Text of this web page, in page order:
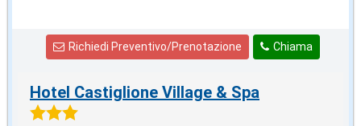
Chiama
Richiedi Preventivo/Prenotazione
Hotel Castiglione Village & Spa